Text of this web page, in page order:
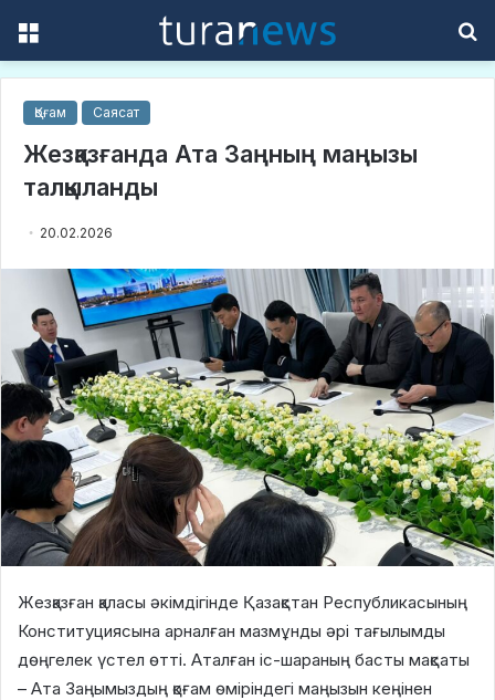
Қоғам Саясат
Жезқазғанда Ата Заңның маңызы
талқыланды
20.02.2026
Жезқазған қаласы әкімдігінде Қазақстан Республикасының
Конституциясына арналған мазмұнды әрі тағылымды
дөңгелек үстел өтті. Аталған іс-шараның басты мақсаты
– Ата Заңымыздың қоғам өміріндегі маңызын кеңінен